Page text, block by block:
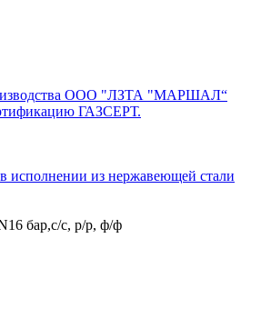
ООО "ЛЗТА "МАРШАЛ“
ГАЗСЕРТ.
из нержавеющей стали
бар,с/с, р/р, ф/ф